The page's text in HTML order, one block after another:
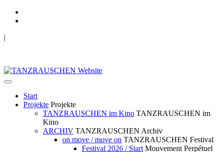
|
Start
Projekte Projekte
TANZRAUSCHEN im Kino TANZRAUSCHEN im
Kino
ARCHIV TANZRAUSCHEN Archiv
on move / move on TANZRAUSCHEN Festival
Festival 2026 / Start Mouvement Perpétuel